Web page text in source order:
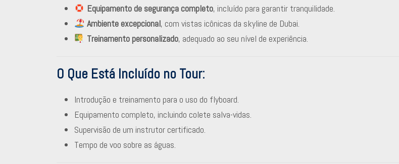
Equipamento de segurança completo, incluído para garantir tranquilidade.
Ambiente excepcional, com vistas icônicas da skyline de Dubai.
Treinamento personalizado, adequado ao seu nível de experiência.
O Que Está Incluído no Tour:
Introdução e treinamento para o uso do flyboard.
Equipamento completo, incluindo colete salva-vidas.
Supervisão de um instrutor certificado.
Tempo de voo sobre as águas.